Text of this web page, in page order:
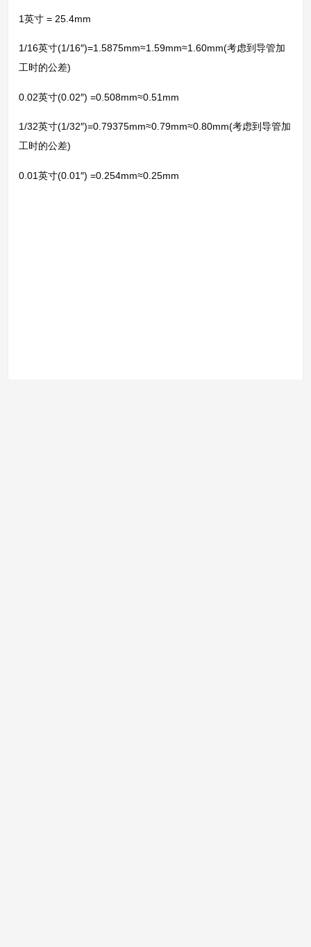
1英寸 = 25.4mm
1/16英寸(1/16″)=1.5875mm≈1.59mm≈1.60mm(考虑到导管加
工时的公差)
0.02英寸(0.02″) =0.508mm≈0.51mm
1/32英寸(1/32″)=0.79375mm≈0.79mm≈0.80mm(考虑到导管加
工时的公差)
0.01英寸(0.01″) =0.254mm≈0.25mm